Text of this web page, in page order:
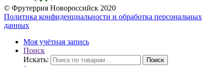
© Фрутеррия Новороссийск 2020
Политика конфиденциальности и обработка персональных
данных
Моя учётная запись
Поиск
Искать:
Поиск